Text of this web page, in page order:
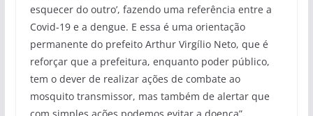
esquecer do outro’, fazendo uma referência entre a
Covid-19 e a dengue. E essa é uma orientação
permanente do prefeito Arthur Virgílio Neto, que é
reforçar que a prefeitura, enquanto poder público,
tem o dever de realizar ações de combate ao
mosquito transmissor, mas também de alertar que